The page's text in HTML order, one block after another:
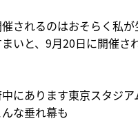
されるのはおそらく私
いと、 9月20日に開催さ
にあります東京スタジア
な垂れ幕も